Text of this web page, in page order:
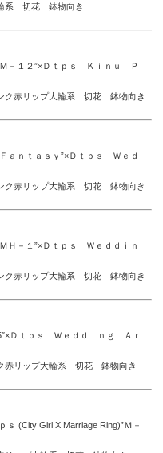
系 切花 鉢物向き
－１２”×Ｄｔｐｓ Ｋｉｎｕ Ｐ
赤リップ大輪系 切花 鉢物向き
ａｎｔａｓｙ”×Ｄｔｐｓ Ｗｅｄ
赤リップ大輪系 切花 鉢物向き
Ｈ－１”×Ｄｔｐｓ Ｗｅｄｄｉｎ
赤リップ大輪系 切花 鉢物向き
Ｄｔｐｓ Ｗｅｄｄｉｎｇ Ａｒ
リップ大輪系 切花 鉢物向き
(City Girl X Marriage Ring)”Ｍ－